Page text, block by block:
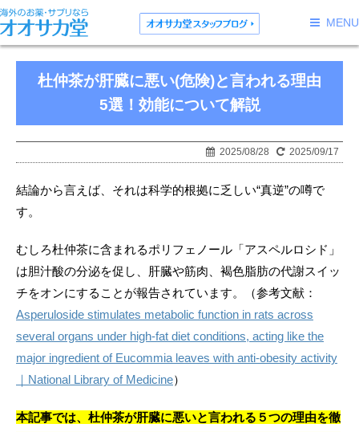
MENU
杜仲茶が肝臓に悪い(危険)と言われる理由
5選！効能について解説
2025/08/28 2025/09/17
結論から言えば、それは科学的根拠に乏しい“真逆”の噂で
す。
むしろ杜仲茶に含まれるポリフェノール「アスペルロシド」
は胆汁酸の分泌を促し、肝臓や筋肉、褐色脂肪の代謝スイッ
チをオンにすることが報告されています。（参考文献：
Asperuloside stimulates metabolic function in rats across
several organs under high-fat diet conditions, acting like the
major ingredient of Eucommia leaves with anti-obesity activity
｜National Library of Medicine）
本記事では、杜仲茶が肝臓に悪いと言われる５つの理由を徹